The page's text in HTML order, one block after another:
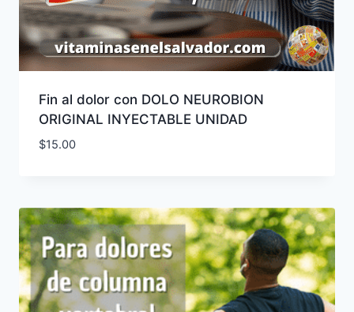
Fin al dolor con DOLO NEUROBION
ORIGINAL INYECTABLE UNIDAD
$15.00